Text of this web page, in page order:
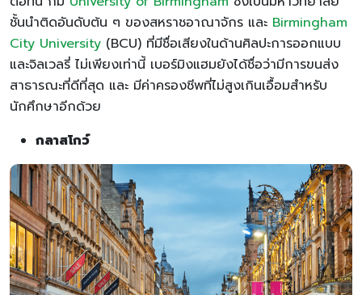
ชั้นนำติดอันดับต้น ๆ ของสหราชอาณาจักร และ Birmingham
City University (ฺBCU) ที่มีชื่อเสียงในด้านศิลปะการออกแบบ
และจิลเวลรี่ ไม่เพียงเท่านี้ เบอร์มิงแฮมยังได้ชื่อว่ามีการขนส่ง
สาธารณะที่ดีที่สุด และ มีค่าครองชีพที่ไม่สูงเกินเอื้อมสำหรับ
นักศึกษาอีกด้วย
กลาสโกว์